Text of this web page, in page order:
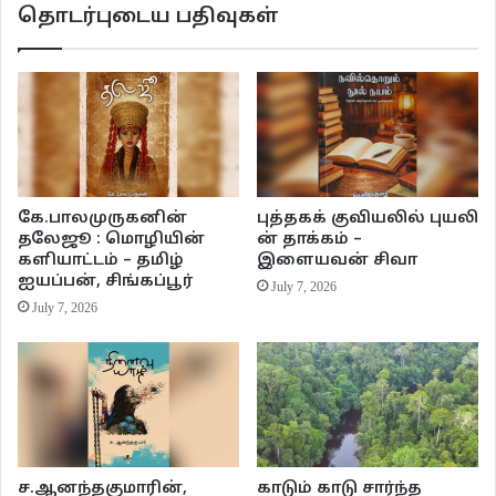
தொடர்புடைய பதிவுகள்
கே.பாலமுருகனின்
தலேஜூ : மொழியின்
களியாட்டம் – தமிழ்
ஐயப்பன், சிங்கப்பூர்
July 7, 2026
புத்தகக் குவியலில் புயலி
ன் தாக்கம் –
இளையவன் சிவா
July 7, 2026
ச.ஆனந்தகுமாரின்,
காடும் காடு சார்ந்த